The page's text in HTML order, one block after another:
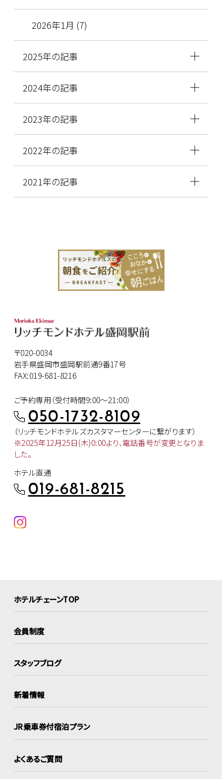
2026年1月 (7)
2025年の記事
2024年の記事
2023年の記事
2022年の記事
2021年の記事
〒020-0034
岩手県盛岡市盛岡駅前通9番17号
FAX:019-681-8216
ご予約専用（受付時間9:00～21:00）
050-1732-8109
（リッチモンドホテルズカスタマーセンターに繋がります）
※2025年12月25日(木)0:00より、電話番号が変更となりま
した。
ホテル直通
019-681-8215
ホテルチェーンTOP
会員制度
スタッフブログ
新着情報
JR乗車券付宿泊プラン
よくあるご質問